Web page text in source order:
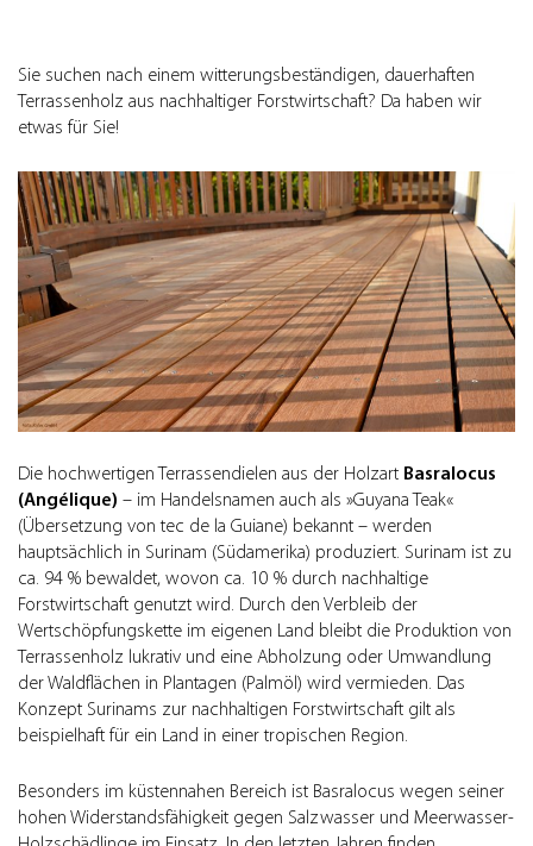
Sie suchen nach einem witterungsbeständigen, dauerhaften
Terrassenholz aus nachhaltiger Forstwirtschaft? Da haben wir
etwas für Sie!
Die hochwertigen Terrassendielen aus der Holzart Basralocus
(Angélique) – im Handelsnamen auch als »Guyana Teak«
(Übersetzung von tec de la Guiane) bekannt – werden
hauptsächlich in Surinam (Südamerika) produziert. Surinam ist zu
ca. 94 % bewaldet, wovon ca. 10 % durch nachhaltige
Forstwirtschaft genutzt wird. Durch den Verbleib der
Wertschöpfungskette im eigenen Land bleibt die Produktion von
Terrassenholz lukrativ und eine Abholzung oder Umwandlung
der Waldflächen in Plantagen (Palmöl) wird vermieden. Das
Konzept Surinams zur nachhaltigen Forstwirtschaft gilt als
beispielhaft für ein Land in einer tropischen Region.
Besonders im küstennahen Bereich ist Basralocus wegen seiner
hohen Widerstandsfähigkeit gegen Salzwasser und Meerwasser-